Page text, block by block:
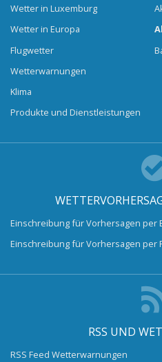
Wetter in Luxemburg
Wetter in Europa
Flugwetter
Wetterwarnungen
Klima
Produkte und Dienstleistungen
Einschreibung für Vorhersagen per
Einschreibung für Vorhersagen per
RSS UND
RSS Feed Wetterwarnungen